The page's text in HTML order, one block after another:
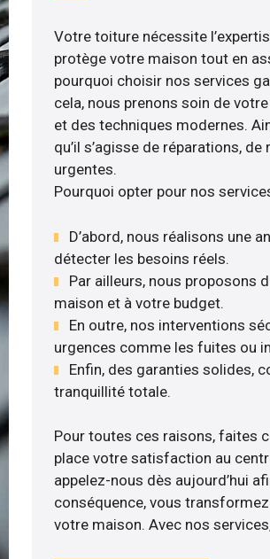
Votre toiture nécessite
protège votre maison tout en
pourquoi choisir nos services
cela, nous prenons soin de
et des techniques modernes.
qu’il s’agisse de réparations,
urgentes.
Pourquoi opter pour nos
D’abord, nous réalisons une
détecter les besoins réels.
Par ailleurs, nous proposons
maison et à votre budget.
En outre, nos interventions
urgences comme les fuites ou
Enfin, des garanties solides,
tranquillité totale.
Pour toutes ces raisons, faites
place votre satisfaction au
appelez-nous dès aujourd’hui
conséquence, vous
votre maison. Avec nos